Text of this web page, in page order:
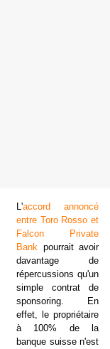
L'accord annoncé
entre Toro Rosso et
Falcon Private
Bank pourrait avoir
davantage de
répercussions qu'un
simple contrat de
sponsoring. En
effet, le propriétaire
à 100% de la
banque suisse n'est